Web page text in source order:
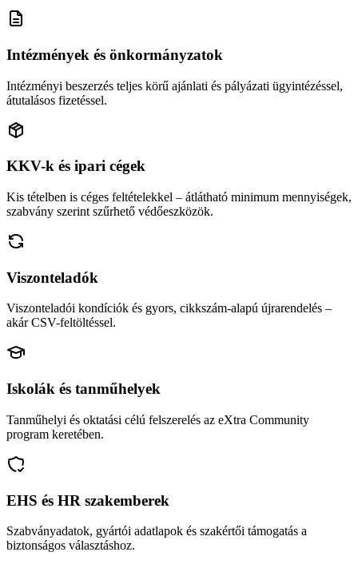
Intézmények és önkormányzatok
Intézményi beszerzés teljes körű ajánlati és pályázati ügyintézéssel,
átutalásos fizetéssel.
KKV-k és ipari cégek
Kis tételben is céges feltételekkel – átlátható minimum mennyiségek,
szabvány szerint szűrhető védőeszközök.
Viszonteladók
Viszonteladói kondíciók és gyors, cikkszám-alapú újrarendelés –
akár CSV-feltöltéssel.
Iskolák és tanműhelyek
Tanműhelyi és oktatási célú felszerelés az eXtra Community
program keretében.
EHS és HR szakemberek
Szabványadatok, gyártói adatlapok és szakértői támogatás a
biztonságos választáshoz.